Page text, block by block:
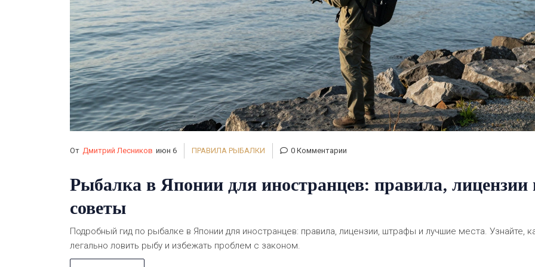
От Дмитрий Лесников июн 6 ПРАВИЛА РЫБАЛКИ 0 Комментарии
Рыбалка в Японии для иностранцев: правила, лицензии
советы
Подробный гид по рыбалке в Японии для иностранцев: правила, лицензии, штрафы и лучшие места. Узнайте,
легально ловить рыбу и избежать проблем с законом.